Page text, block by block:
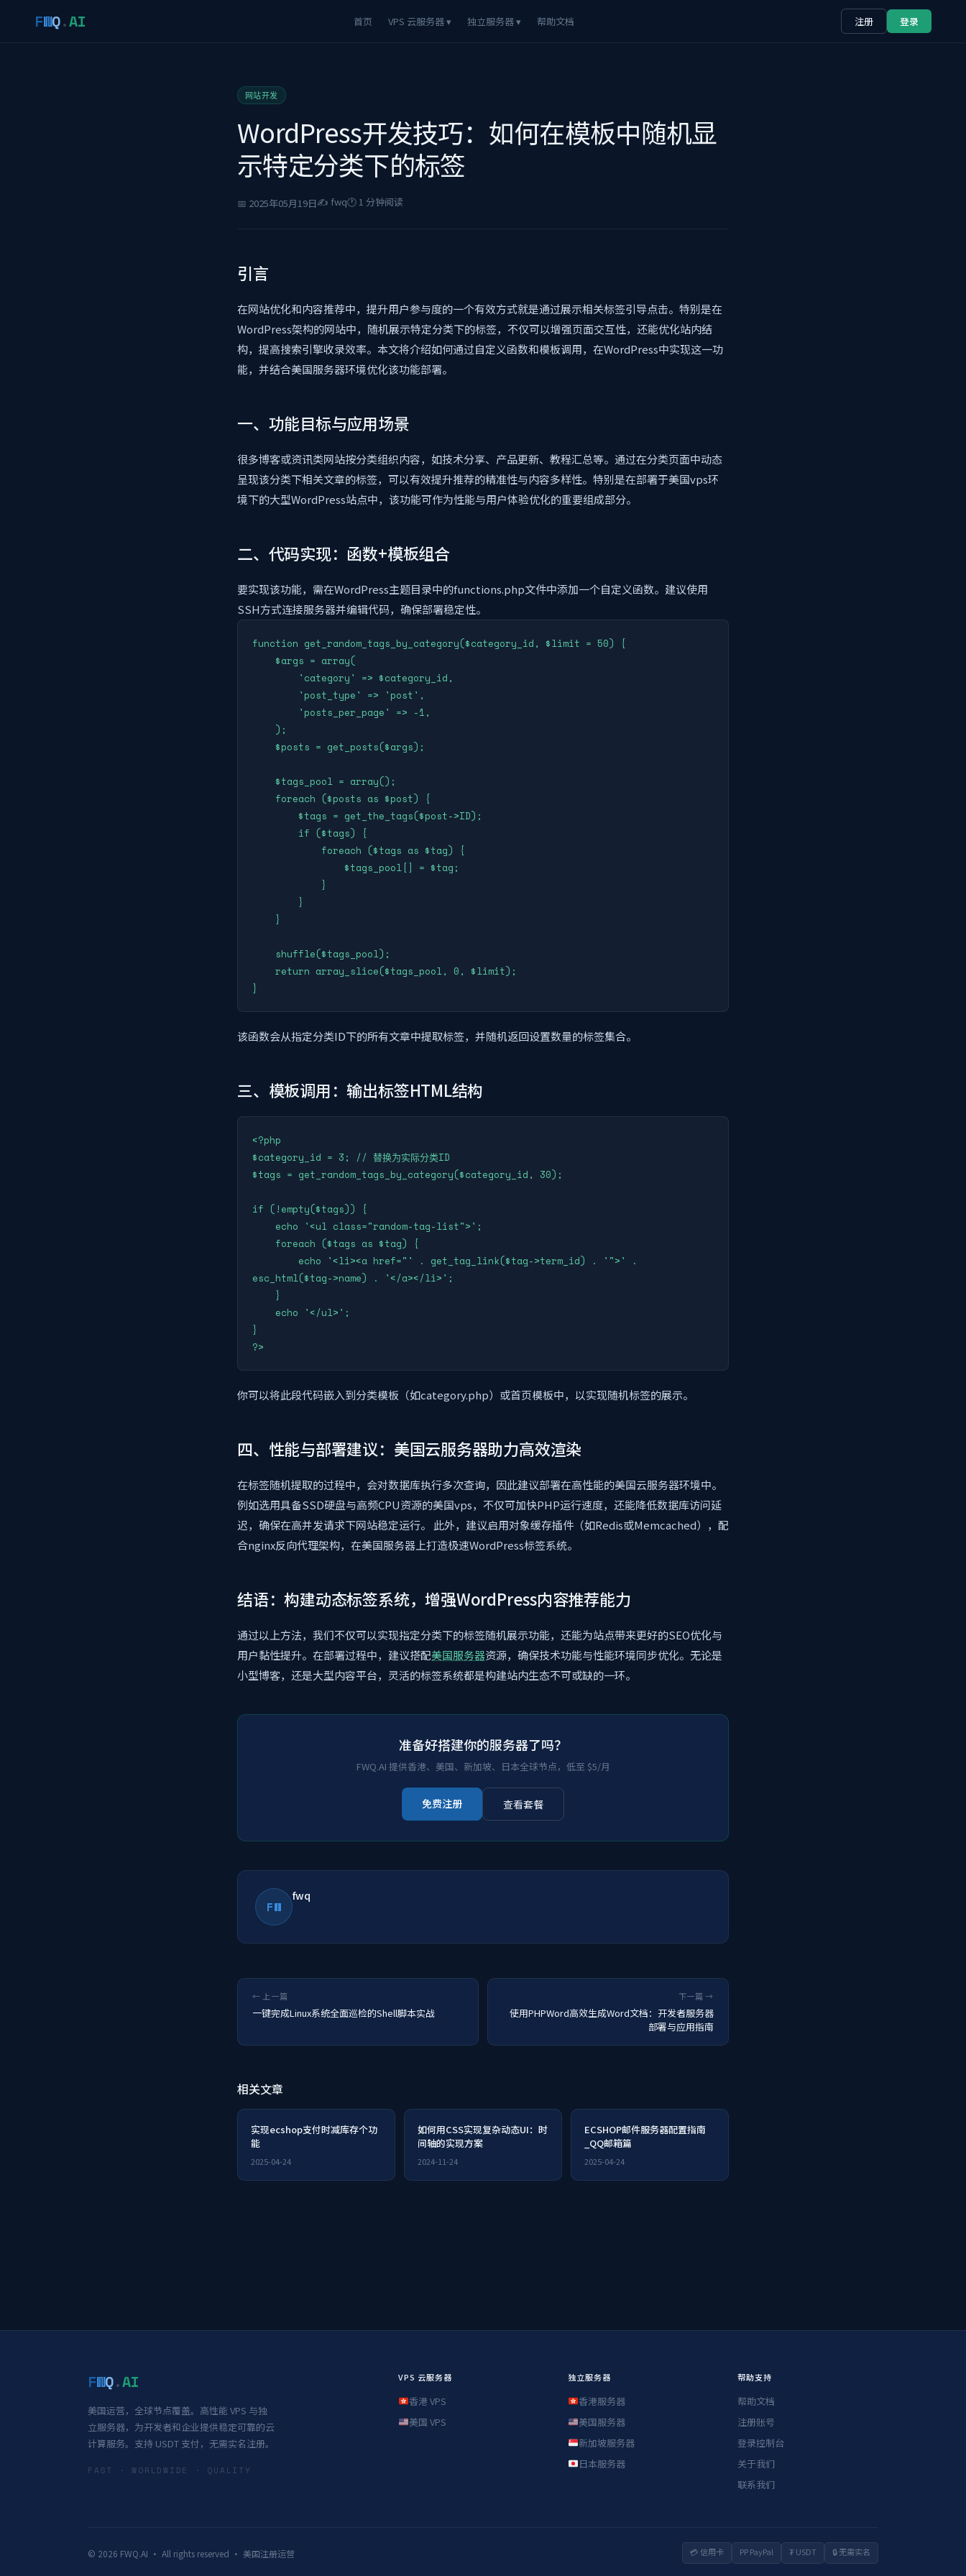
FWQ.AI 首页 VPS 云服务器 ▾ 独立服务器 ▾ 帮助文档 注册 登录
网站开发
WordPress开发技巧：如何在模板中随机显
示特定分类下的标签
📅 2025年05月19日✍️ fwq🕐 1 分钟阅读
引言
在网站优化和内容推荐中，提升用户参与度的一个有效方式就是通过展示相关标签引导点击。特别是在
WordPress架构的网站中，随机展示特定分类下的标签，不仅可以增强页面交互性，还能优化站内结
构，提高搜索引擎收录效率。本文将介绍如何通过自定义函数和模板调用，在WordPress中实现这一功
能，并结合美国服务器环境优化该功能部署。
一、功能目标与应用场景
很多博客或资讯类网站按分类组织内容，如技术分享、产品更新、教程汇总等。通过在分类页面中动态
呈现该分类下相关文章的标签，可以有效提升推荐的精准性与内容多样性。特别是在部署于美国vps环
境下的大型WordPress站点中，该功能可作为性能与用户体验优化的重要组成部分。
二、代码实现：函数+模板组合
要实现该功能，需在WordPress主题目录中的functions.php文件中添加一个自定义函数。建议使用
SSH方式连接服务器并编辑代码，确保部署稳定性。
function get_random_tags_by_category($category_id, $limit = 50) {
}
该函数会从指定分类ID下的所有文章中提取标签，并随机返回设置数量的标签集合。
三、模板调用：输出标签HTML结构
<?php
$category_id = 3; // 替换为实际分类ID
$tags = get_random_tags_by_category($category_id, 30);
if (!empty($tags)) {
esc_html($tag->name) . '</a></li>';
}
?>
你可以将此段代码嵌入到分类模板（如category.php）或首页模板中，以实现随机标签的展示。
四、性能与部署建议：美国云服务器助力高效渲染
在标签随机提取的过程中，会对数据库执行多次查询，因此建议部署在高性能的美国云服务器环境中。
例如选用具备SSD硬盘与高频CPU资源的美国vps，不仅可加快PHP运行速度，还能降低数据库访问延
迟，确保在高并发请求下网站稳定运行。 此外，建议启用对象缓存插件（如Redis或Memcached），配
合nginx反向代理架构，在美国服务器上打造极速WordPress标签系统。
结语：构建动态标签系统，增强WordPress内容推荐能力
通过以上方法，我们不仅可以实现指定分类下的标签随机展示功能，还能为站点带来更好的SEO优化与
用户黏性提升。在部署过程中，建议搭配美国服务器资源，确保技术功能与性能环境同步优化。无论是
小型博客，还是大型内容平台，灵活的标签系统都是构建站内生态不可或缺的一环。
准备好搭建你的服务器了吗？
FWQ.AI 提供香港、美国、新加坡、日本全球节点，低至 $5/月
免费注册 查看套餐
FW
fwq
← 上一篇
一键完成Linux系统全面巡检的Shell脚本实战
下一篇 →
使用PHPWord高效生成Word文档：开发者服务器
部署与应用指南
相关文章
实现ecshop支付时减库存个功
能
2025-04-24
如何用CSS实现复杂动态UI：时
间轴的实现方案
2024-11-24
ECSHOP邮件服务器配置指南
_QQ邮箱篇
2025-04-24
FWQ.AI
美国运营，全球节点覆盖。高性能 VPS 与独
立服务器，为开发者和企业提供稳定可靠的云
计算服务。支持 USDT 支付，无需实名注册。
FAST · WORLDWIDE · QUALITY
VPS 云服务器
香港 VPS
美国 VPS
独立服务器
香港服务器
美国服务器
新加坡服务器
日本服务器
帮助支持
帮助文档
注册账号
登录控制台
关于我们
联系我们
© 2026 FWQ.AI · All rights reserved · 美国注册运营 💳 信用卡 PP PayPal ₮ USDT 🔒 无需实名